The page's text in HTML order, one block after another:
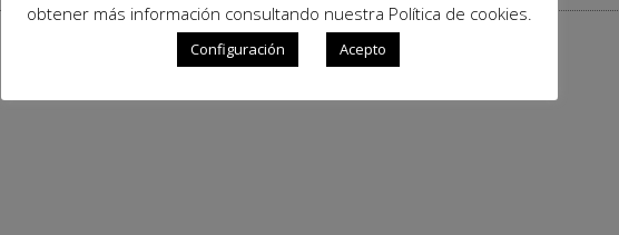
obtener más información consultando nuestra Política de cookies.
Configuración Acepto